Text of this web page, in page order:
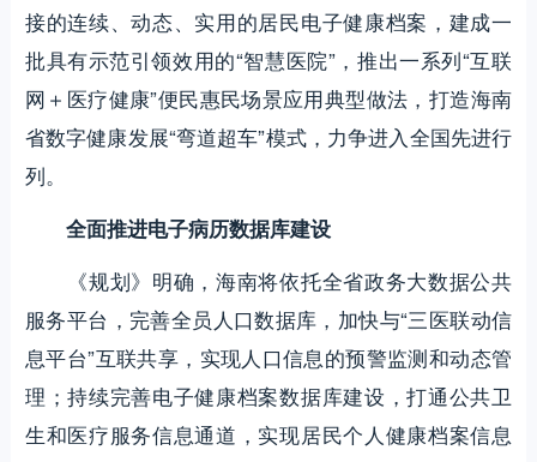
接的连续、动态、实用的居民电子健康档案，建成一
批具有示范引领效用的“智慧医院”，推出一系列“互联
网＋医疗健康”便民惠民场景应用典型做法，打造海南
省数字健康发展“弯道超车”模式，力争进入全国先进行
列。
全面推进电子病历数据库建设
《规划》明确，海南将依托全省政务大数据公共
服务平台，完善全员人口数据库，加快与“三医联动信
息平台”互联共享，实现人口信息的预警监测和动态管
理；持续完善电子健康档案数据库建设，打通公共卫
生和医疗服务信息通道，实现居民个人健康档案信息